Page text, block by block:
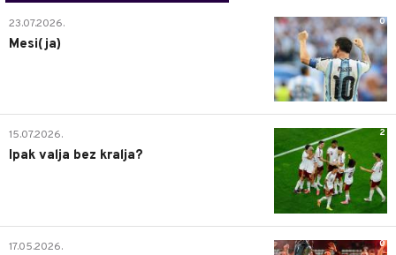
0
23.07.2026.
Mesi(ja)
2
15.07.2026.
Ipak valja bez kralja?
0
17.05.2026.